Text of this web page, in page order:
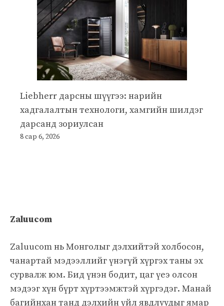
Liebherr дарсны шүүгээ: нарийн
хадгалалтын технологи, хамгийн шилдэг
дарсанд зориулсан
8 сар 6, 2026
Zaluucom
Zaluucom нь Монголыг дэлхийтэй холбосон,
чанартай мэдээллийг үнэгүй хүргэх таны эх
сурвалж юм. Бид үнэн бодит, цаг үеэ олсон
мэдээг хүн бүрт хүртээмжтэй хүргэдэг. Манай
багийнхан танд дэлхийн үйл явдлуудыг ямар